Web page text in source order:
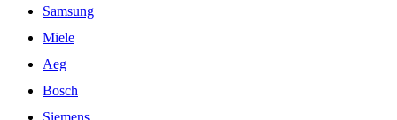
Samsung
Miele
Aeg
Bosch
Siemens